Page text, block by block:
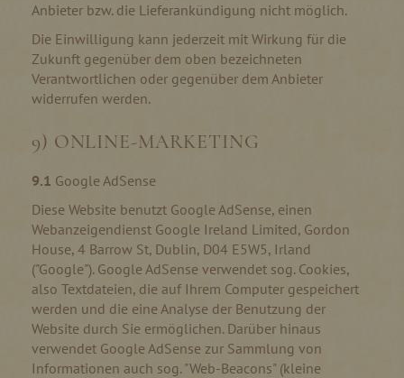
Anbieter bzw. die Lieferankündigung nicht möglich.
Die Einwilligung kann jederzeit mit Wirkung für die
Zukunft gegenüber dem oben bezeichneten
Verantwortlichen oder gegenüber dem Anbieter
widerrufen werden.
9) ONLINE-MARKETING
9.1 Google AdSense
Diese Website benutzt Google AdSense, einen
Webanzeigendienst Google Ireland Limited, Gordon
House, 4 Barrow St, Dublin, D04 E5W5, Irland
("Google"). Google AdSense verwendet sog. Cookies,
also Textdateien, die auf Ihrem Computer gespeichert
werden und die eine Analyse der Benutzung der
Website durch Sie ermöglichen. Darüber hinaus
verwendet Google AdSense zur Sammlung von
Informationen auch sog. "Web-Beacons" (kleine